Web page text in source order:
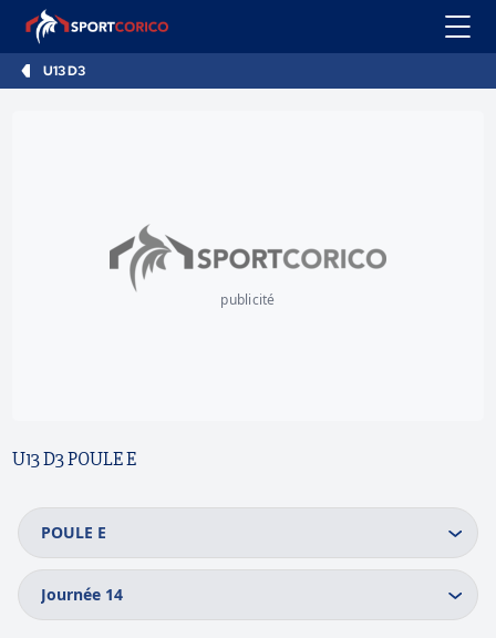
U13 D3
publicité
U13 D3 POULE E